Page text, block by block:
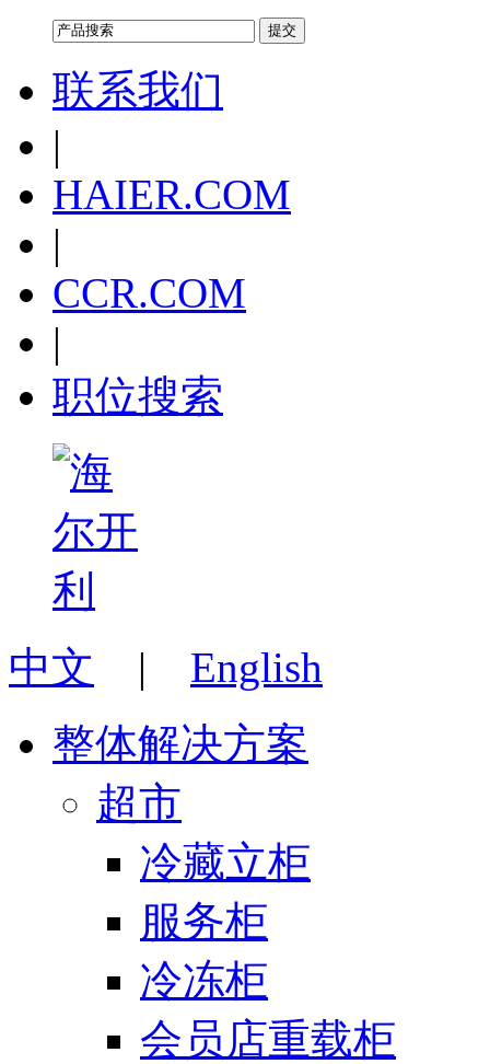
联系我们
|
HAIER.COM
|
CCR.COM
|
职位搜索
中文 | English
整体解决方案
超市
冷藏立柜
服务柜
冷冻柜
会员店重载柜